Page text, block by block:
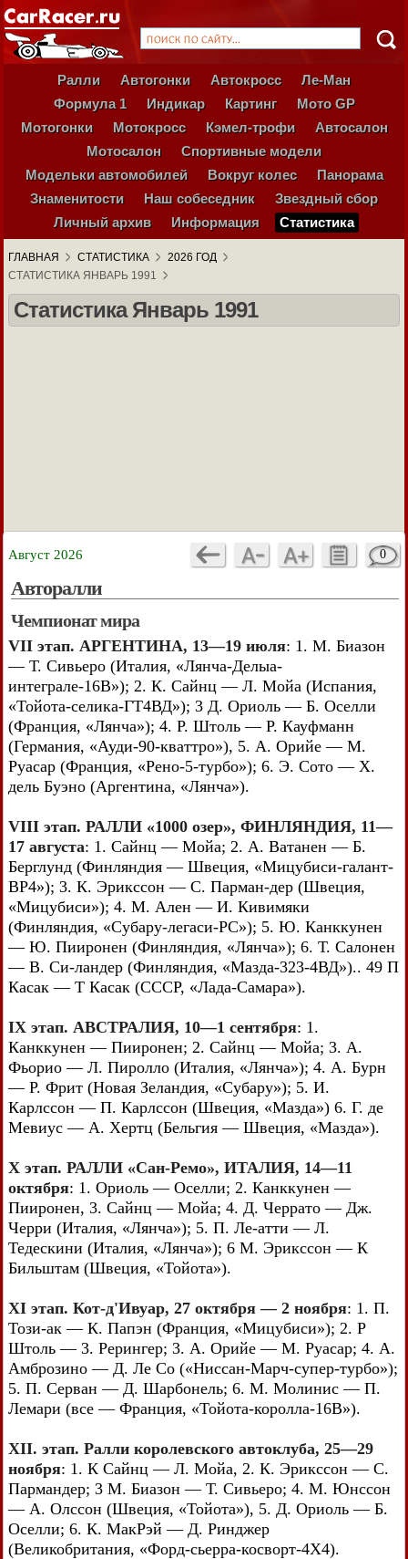
Ралли Автогонки Автокросс
Ле-Ман
Формула 1
Индикар Картинг
Мото GP
Мотогонки
Мотокросс Кэмел-трофи
Автосалон
Мотосалон
Спортивные модели
Модельки автомобилей
Вокруг колес
Панорама
Знаменитости
Наш собеседник
Звездный сбор
Личный архив
Информация Статистика
ГЛАВНАЯ СТАТИСТИКА
2026 ГОД
СТАТИСТИКА ЯНВАРЬ 1991
Статистика Январь 1991
Август 2026 0
Авторалли
Чемпионат мира
VII этап. АРГЕНТИНА, 13—19 июля: 1. М. Биазон
— Т. Сивьеро (Италия, «Лянча-Делыа-
интеграле-16В»); 2. К. Сайнц — Л. Мойа (Испания,
«Тойота-селика-ГТ4ВД»); 3 Д. Ориоль — Б. Оселли
(Франция, «Лянча»); 4. Р. Штоль — Р. Кауфманн
(Германия, «Ауди-90-кваттро»), 5. А. Орийе — М.
Руасар (Франция, «Рено-5-турбо»); 6. Э. Сото — X.
дель Буэно (Аргентина, «Лянча»).
VIII этап. РАЛЛИ «1000 озер», ФИНЛЯНДИЯ, 11—
17 августа: 1. Сайнц — Мойа; 2. А. Ватанен — Б.
Берглунд (Финляндия — Швеция, «Мицубиси-галант-
ВР4»); 3. К. Эрикссон — С. Парман-дер (Швеция,
«Мицубиси»); 4. М. Ален — И. Кивимяки
(Финляндия, «Субару-легаси-РС»); 5. Ю. Канккунен
— Ю. Пииронен (Финляндия, «Лянча»); 6. Т. Салонен
— В. Си-ландер (Финляндия, «Мазда-323-4ВД»).. 49 П
Касак — Т Касак (СССР, «Лада-Самара»).
IX этап. АВСТРАЛИЯ, 10—1 сентября: 1.
Канккунен — Пииронен; 2. Сайнц — Мойа; 3. А.
Фьорио — Л. Пиролло (Италия, «Лянча»); 4. А. Бурн
— Р. Фрит (Новая Зеландия, «Субару»); 5. И.
Карлссон — П. Карлссон (Швеция, «Мазда») 6. Г. де
Мевиус — А. Хертц (Бельгия — Швеция, «Мазда»).
X этап. РАЛЛИ «Сан-Ремо», ИТАЛИЯ, 14—11
октября: 1. Ориоль — Оселли; 2. Канккунен —
Пииронен, 3. Сайнц — Мойа; 4. Д. Черрато — Дж.
Черри (Италия, «Лянча»); 5. П. Ле-атти — Л.
Тедескини (Италия, «Лянча»); 6 М. Эрикссон — К
Бильштам (Швеция, «Тойота»).
XI этап. Кот-д'Ивуар, 27 октября — 2 ноября: 1. П.
Този-ак — К. Папэн (Франция, «Мицубиси»); 2. Р
Штоль — 3. Рерингер; 3. А. Орийе — М. Руасар; 4. А.
Амброзино — Д. Ле Со («Ниссан-Марч-супер-турбо»);
5. П. Серван — Д. Шарбонель; 6. М. Молинис — П.
Лемари (все — Франция, «Тойота-королла-16В»).
XII. этап. Ралли королевского автоклуба, 25—29
ноября: 1. К Сайнц — Л. Мойа, 2. К. Эрикссон — С.
Пармандер; 3 М. Биазон — Т. Сивьеро; 4. М. Юнссон
— А. Олссон (Швеция, «Тойота»), 5. Д. Ориоль — Б.
Оселли; 6. К. МакPэй — Д. Ринджер
(Великобритания, «Форд-сьерра-косворт-4Х4).